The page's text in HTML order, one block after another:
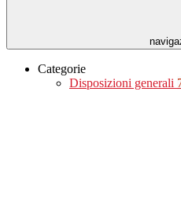
Categorie
Disposizioni generali